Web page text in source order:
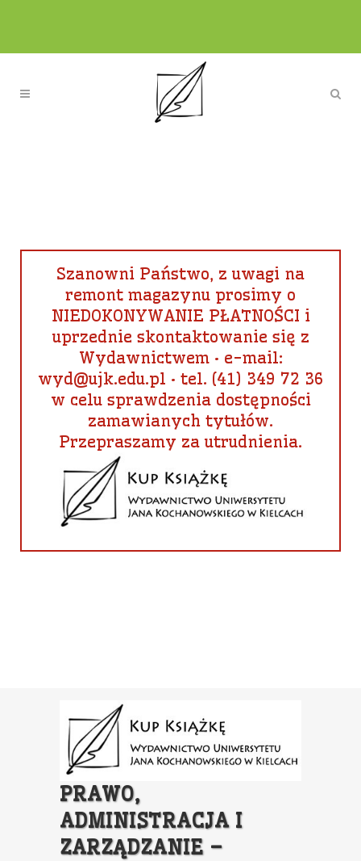
Szanowni Państwo, z uwagi na
remont magazynu prosimy o
NIEDOKONYWANIE PŁATNOŚCI i
uprzednie skontaktowanie się z
Wydawnictwem • e-mail:
wyd@ujk.edu.pl • tel. (41) 349 72 36
w celu sprawdzenia dostępności
zamawianych tytułów.
Przepraszamy za utrudnienia.
PRAWO,
ADMINISTRACJA I
ZARZĄDZANIE –